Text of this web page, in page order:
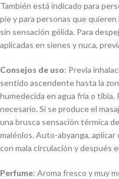
También está indicado para
pie y para personas que
sin sensación gélida. Para
aplicadas en sienes y nuca,
Consejos de uso: Previa
sentido ascendente hasta la
humedecida en agua fría o
necesario. Si se produce el
una brusca sensación térmica
maléolos. Auto-abyanga,
con mala circulación y después
Perfume: Aroma fresco y muy